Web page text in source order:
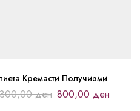
Кремасти Получизми
ден 800,00 ден